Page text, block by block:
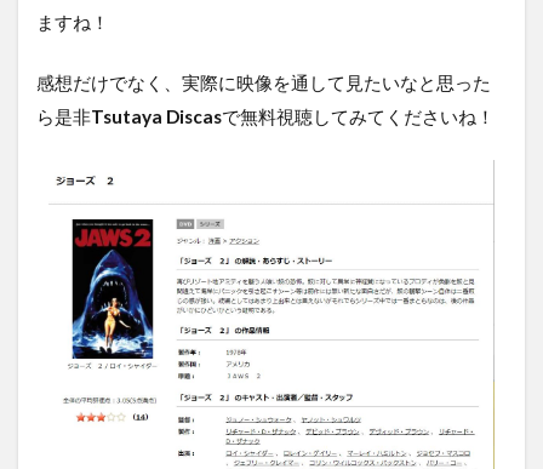
ますね！
感想だけでなく、実際に映像を通して見たいなと思った
ら是非Tsutaya Discasで無料視聴してみてくださいね！